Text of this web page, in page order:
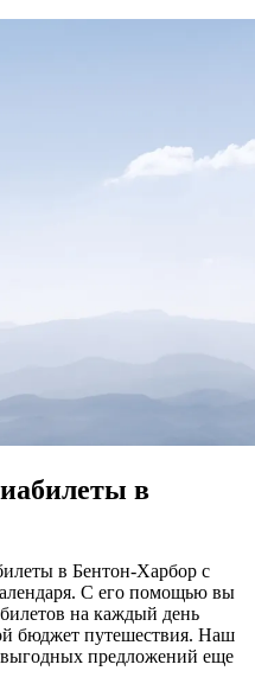
в
в Бентон-Харбор с
С его помощью вы
на каждый день
бюджет путешествия. Наш
предложений еще